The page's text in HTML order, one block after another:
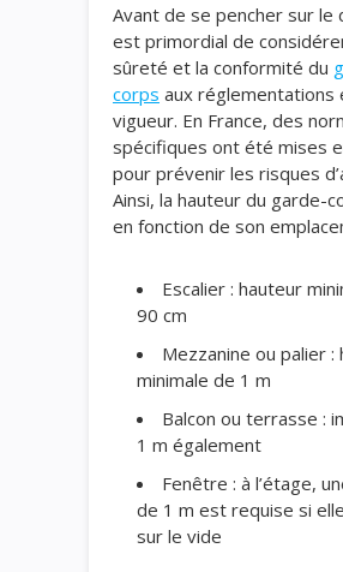
Avant de se pencher sur le
est primordial de
sûreté et la conformité du
corps aux réglementations
vigueur. En France, des
spécifiques ont été mises
pour prévenir les risques
Ainsi, la hauteur du garde-
en fonction de son
Escalier : hauteur
90 cm
Mezzanine ou palier :
minimale de 1 m
Balcon ou terrasse :
1 m également
Fenêtre : à l’étage,
de 1 m est requise si
sur le vide